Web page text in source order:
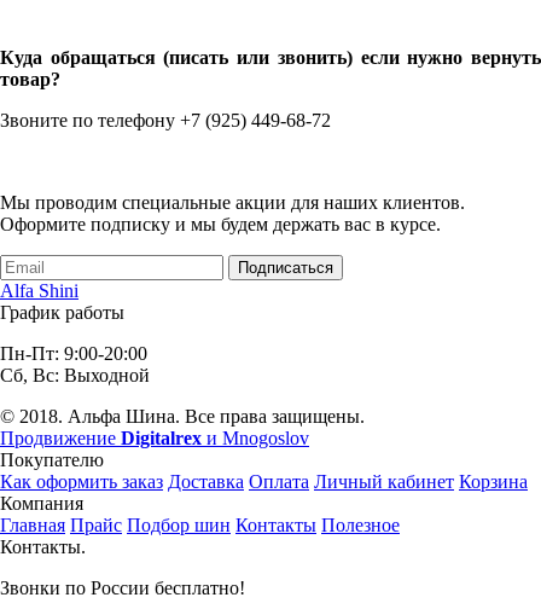
Куда обращаться (писать или звонить) если нужно вернуть
товар?
Звоните по телефону +7 (925) 449-68-72
Мы проводим специальные акции для наших клиентов.
Оформите подписку и мы будем держать вас в курсе.
Подписаться
Alfa Shini
График работы
Пн-Пт: 9:00-20:00
Сб, Вс: Выходной
© 2018. Альфа Шина. Все права защищены.
Продвижение Digitalrex и Mnogoslov
Покупателю
Как оформить заказ Доставка Оплата Личный кабинет Корзина
Компания
Главная Прайс Подбор шин Контакты Полезное
Контакты.
Звонки по России бесплатно!